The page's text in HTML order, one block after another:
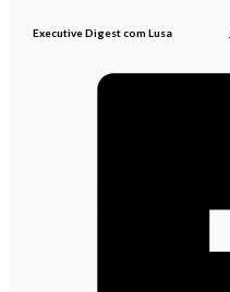
Executive Digest com Lusa